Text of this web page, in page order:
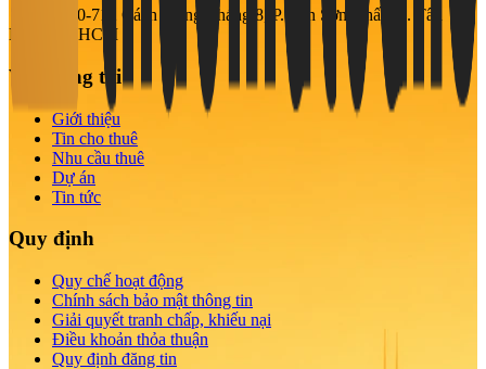
708-710-712 Cách Mạng Tháng 8, P. Tân Sơn Nhất, Q. Tân
Bình, TP. HCM
Về chúng tôi
Giới thiệu
Tin cho thuê
Nhu cầu thuê
Dự án
Tin tức
Quy định
Quy chế hoạt động
Chính sách bảo mật thông tin
Giải quyết tranh chấp, khiếu nại
Điều khoản thỏa thuận
Quy định đăng tin